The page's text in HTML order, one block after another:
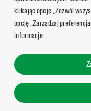
klikając opcję „Zezwól
opcję „Zarządzaj
informacje.